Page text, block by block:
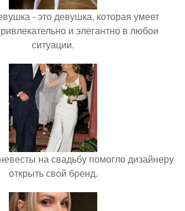
- это девушка, которая умеет
и элегантно в любои
ситуации.
на свадьбу помогло дизайнеру
открыть свой бренд.